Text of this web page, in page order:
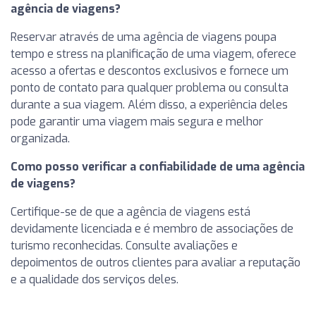
agência de viagens?
Reservar através de uma agência de viagens poupa
tempo e stress na planificação de uma viagem, oferece
acesso a ofertas e descontos exclusivos e fornece um
ponto de contato para qualquer problema ou consulta
durante a sua viagem. Além disso, a experiência deles
pode garantir uma viagem mais segura e melhor
organizada.
Como posso verificar a confiabilidade de uma agência
de viagens?
Certifique-se de que a agência de viagens está
devidamente licenciada e é membro de associações de
turismo reconhecidas. Consulte avaliações e
depoimentos de outros clientes para avaliar a reputação
e a qualidade dos serviços deles.